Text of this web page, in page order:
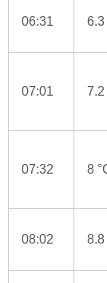
06:31 6.3
07:01 7.2
07:32 8
08:02 8.8